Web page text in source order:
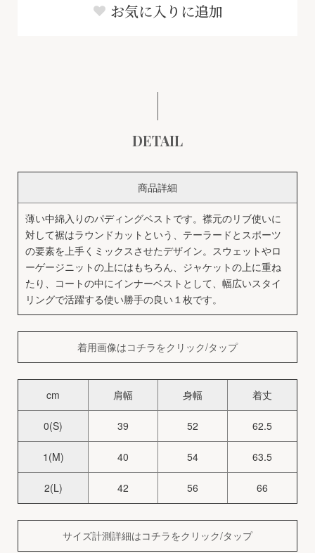
お気に入りに追加
DETAIL
商品詳細
薄い中綿入りのパディングベストです。襟元のリブ使いに
対して裾はラウンドカットという、テーラードとスポーツ
の要素を上手くミックスさせたデザイン。スウェットやロ
ーゲージニットの上にはもちろん、ジャケットの上に重ね
たり、コートの中にインナーベストとして、幅広いスタイ
リングで活躍する使い勝手の良い１枚です。
着用画像はコチラをクリック/タップ
cm 肩幅 身幅 着丈
0(S) 39 52 62.5
1(M) 40 54 63.5
2(L) 42 56 66
サイズ計測詳細はコチラをクリック/タップ